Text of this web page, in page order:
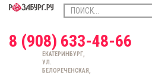
8 (908) 633-48-66
ЕКАТЕРИНБУРГ,
УЛ.
БЕЛОРЕЧЕНСКАЯ,